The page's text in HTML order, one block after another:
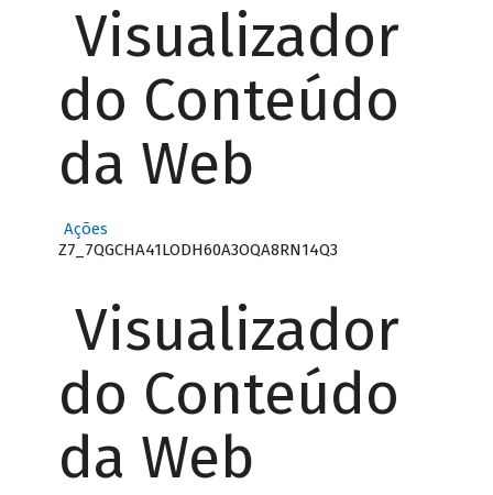
Visualizador
do Conteúdo
da Web
Ações
Z7_7QGCHA41LODH60A3OQA8RN14Q3
Visualizador
do Conteúdo
da Web